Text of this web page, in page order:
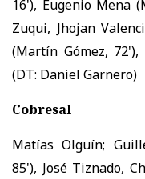
16'), Eugenio Mena
Zuqui, Jhojan
(Martín Gómez, 72'),
(DT: Daniel Garnero)
Cobresal
Matías Olguín;
85'), José Tiznado,